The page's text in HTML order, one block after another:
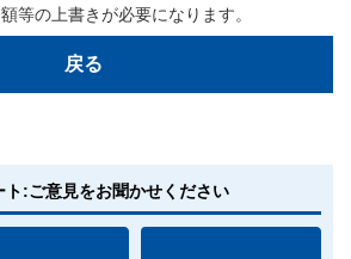
等の上書きが必要になります。
戻る
ト:ご意見をお聞かせください